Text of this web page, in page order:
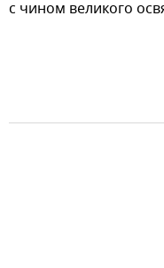
с чином великого